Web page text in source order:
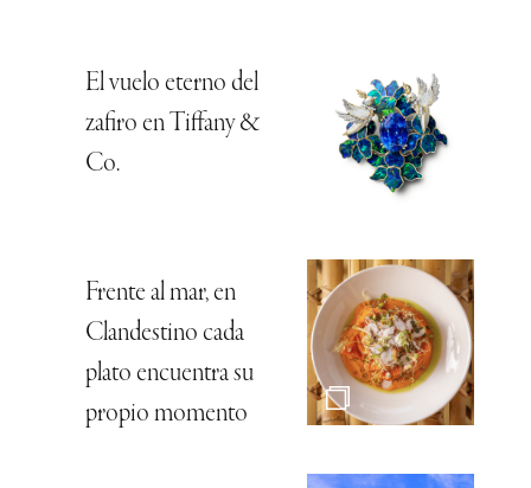
El vuelo eterno del
zafiro en Tiffany &
Co.
Frente al mar, en
Clandestino cada
plato encuentra su
propio momento